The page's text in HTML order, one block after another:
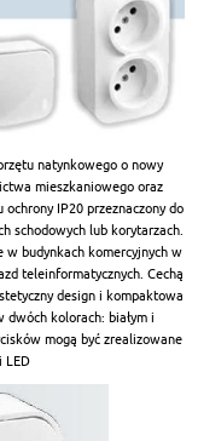
natynkowego o nowy
mieszkaniowego oraz
IP20 przeznaczony do
schodowych lub korytarzach.
w budynkach komercyjnych w
teleinformatycznych. Cechą
design i kompaktowa
kolorach: białym i
mogą być zrealizowane
LED